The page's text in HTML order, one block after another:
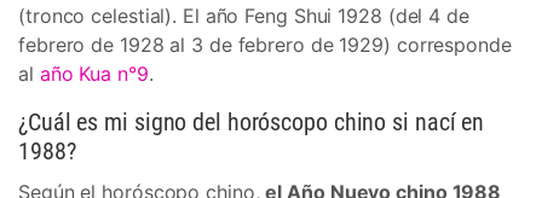
(tronco celestial). El año Feng Shui 1928 (del 4 de
febrero de 1928 al 3 de febrero de 1929) corresponde
al año Kua n°9.
¿Cuál es mi signo del horóscopo chino si nací en
1988?
Según el horóscopo chino,el Año Nuevo chino 1988